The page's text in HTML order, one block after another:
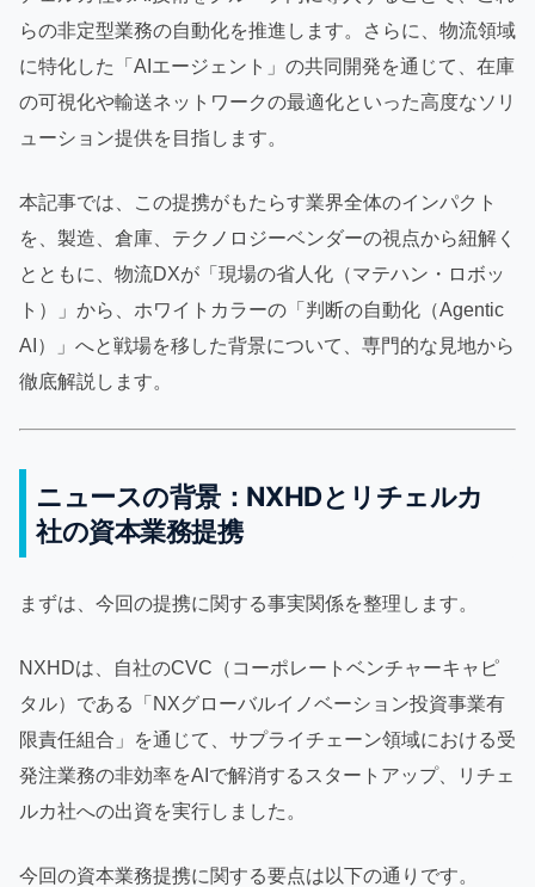
らの非定型業務の自動化を推進します。さらに、物流領域
に特化した「AIエージェント」の共同開発を通じて、在庫
の可視化や輸送ネットワークの最適化といった高度なソリ
ューション提供を目指します。
本記事では、この提携がもたらす業界全体のインパクト
を、製造、倉庫、テクノロジーベンダーの視点から紐解く
とともに、物流DXが「現場の省人化（マテハン・ロボッ
ト）」から、ホワイトカラーの「判断の自動化（Agentic
AI）」へと戦場を移した背景について、専門的な見地から
徹底解説します。
ニュースの背景：NXHDとリチェルカ
社の資本業務提携
まずは、今回の提携に関する事実関係を整理します。
NXHDは、自社のCVC（コーポレートベンチャーキャピ
タル）である「NXグローバルイノベーション投資事業有
限責任組合」を通じて、サプライチェーン領域における受
発注業務の非効率をAIで解消するスタートアップ、リチェ
ルカ社への出資を実行しました。
今回の資本業務提携に関する要点は以下の通りです。